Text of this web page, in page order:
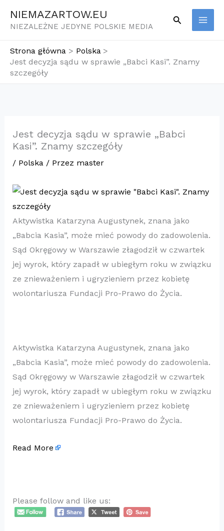
NIEMAZARTOW.EU
NIEZALEŻNE JEDYNE POLSKIE MEDIA
Szukaj
Strona główna
Polska
Jest decyzja sądu w sprawie „Babci Kasi”. Znamy
szczegóły
Jest decyzja sądu w sprawie „Babci
Kasi”. Znamy szczegóły
/ Polska/ Przez master
Aktywistka Katarzyna Augustynek, znana jako
„Babcia Kasia”, może mieć powody do zadowolenia.
Sąd Okręgowy w Warszawie złagodził w czwartek
jej wyrok, który zapadł w ubiegłym roku w związku
ze znieważeniem i ugryzieniem przez kobietę
wolontariusza Fundacji Pro-Prawo do Życia.
Aktywistka Katarzyna Augustynek, znana jako
„Babcia Kasia”, może mieć powody do zadowolenia.
Sąd Okręgowy w Warszawie złagodził w czwartek
jej wyrok, który zapadł w ubiegłym roku w związku
ze znieważeniem i ugryzieniem przez kobietę
wolontariusza Fundacji Pro-Prawo do Życia.
Read More
Please follow and like us: